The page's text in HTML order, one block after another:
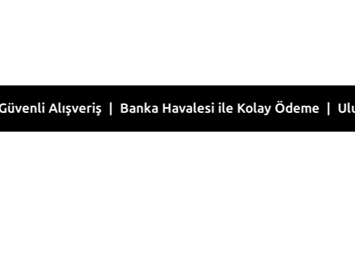
| Banka Havalesi ile Kolay Ödeme |